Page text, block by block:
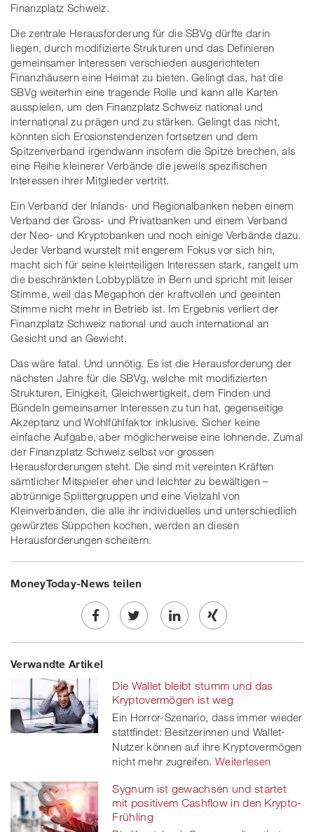
Finanzplatz Schweiz.
Die zentrale Herausforderung für die SBVg dürfte darin
liegen, durch modifizierte Strukturen und das Definieren
gemeinsamer Interessen verschieden ausgerichteten
Finanzhäusern eine Heimat zu bieten. Gelingt das, hat die
SBVg weiterhin eine tragende Rolle und kann alle Karten
ausspielen, um den Finanzplatz Schweiz national und
international zu prägen und zu stärken. Gelingt das nicht,
könnten sich Erosionstendenzen fortsetzen und dem
Spitzenverband irgendwann insofern die Spitze brechen, als
eine Reihe kleinerer Verbände die jeweils spezifischen
Interessen ihrer Mitglieder vertritt.
Ein Verband der Inlands- und Regionalbanken neben einem
Verband der Gross- und Privatbanken und einem Verband
der Neo- und Kryptobanken und noch einige Verbände dazu.
Jeder Verband wurstelt mit engerem Fokus vor sich hin,
macht sich für seine kleinteiligen Interessen stark, rangelt um
die beschränkten Lobbyplätze in Bern und spricht mit leiser
Stimme, weil das Megaphon der kraftvollen und geeinten
Stimme nicht mehr in Betrieb ist. Im Ergebnis verliert der
Finanzplatz Schweiz national und auch international an
Gesicht und an Gewicht.
Das wäre fatal. Und unnötig. Es ist die Herausforderung der
nächsten Jahre für die SBVg, welche mit modifizierten
Strukturen, Einigkeit, Gleichwertigkeit, dem Finden und
Bündeln gemeinsamer Interessen zu tun hat, gegenseitige
Akzeptanz und Wohlfühlfaktor inklusive. Sicher keine
einfache Aufgabe, aber möglicherweise eine lohnende. Zumal
der Finanzplatz Schweiz selbst vor grossen
Herausforderungen steht. Die sind mit vereinten Kräften
sämtlicher Mitspieler eher und leichter zu bewältigen –
abtrünnige Splittergruppen und eine Vielzahl von
Kleinverbänden, die alle ihr individuelles und unterschiedlich
gewürztes Süppchen kochen, werden an diesen
Herausforderungen scheitern.
MoneyToday-News teilen
Share
on
Facebook
Twe
on
twitt
er
Share
linkedin
Share
Xing
Verwandte Artikel
Die Wallet bleibt stumm und das
Kryptovermögen ist weg
Ein Horror-Szenario, dass immer wieder
stattfindet: Besitzerinnen und Wallet-
Nutzer können auf ihre Kryptovermögen
nicht mehr zugreifen. Weiterlesen
Sygnum ist gewachsen und startet
mit positivem Cashflow in den Krypto-
Frühling